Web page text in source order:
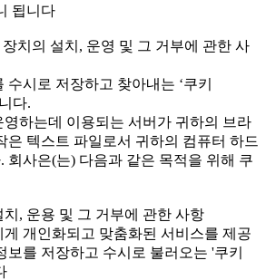
됩니다
치의 설치, 운영 및 그 거부에 관한 사
시로 저장하고 찾아내는 ‘쿠키
다.
하는데 이용되는 서버가 귀하의 브라
은 텍스트 파일로서 귀하의 컴퓨터 하드
회사은(는) 다음과 같은 목적을 위해 쿠
, 운용 및 그 거부에 관한 사항
개인화되고 맞춤화된 서비스를 제공
보를 저장하고 수시로 불러오는 '쿠키